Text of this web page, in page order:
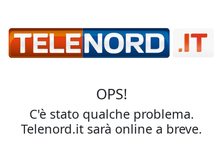
OPS!
C'è stato qualche problema.
Telenord.it sarà online a breve.